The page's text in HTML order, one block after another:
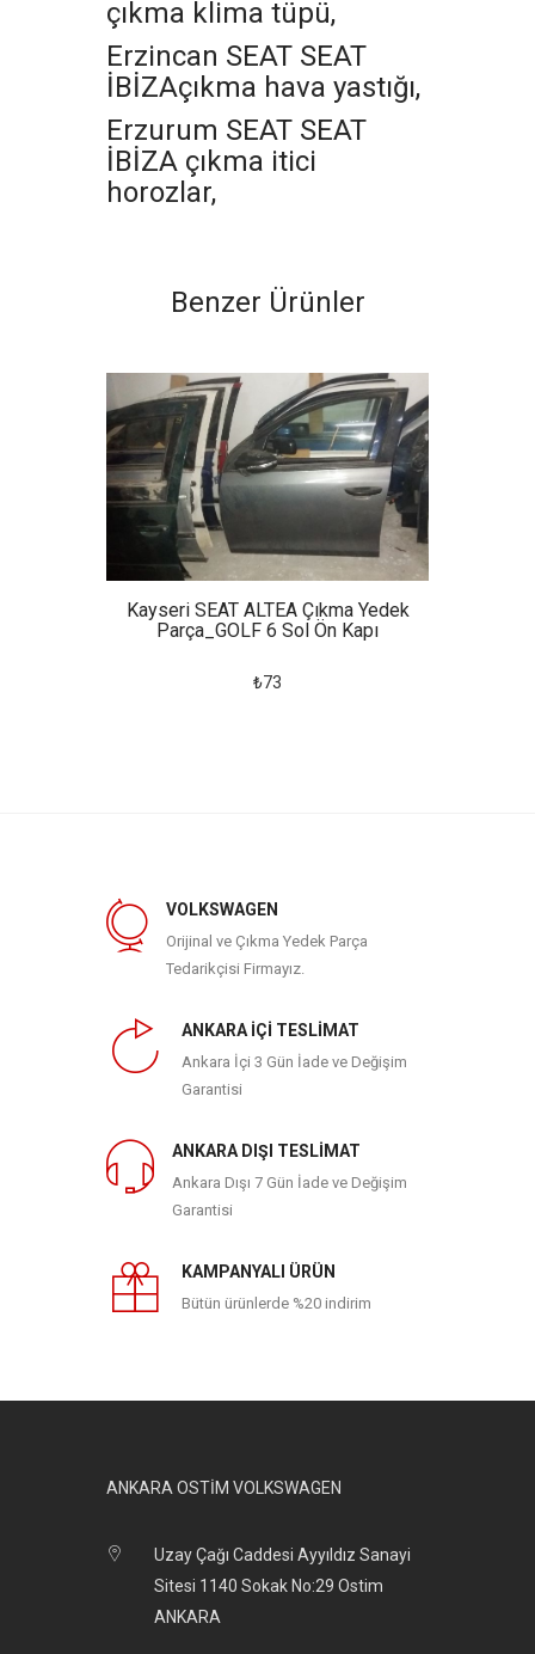
çıkma klima tüpü,
Erzincan SEAT SEAT
İBİZAçıkma hava yastığı,
Erzurum SEAT SEAT
İBİZA çıkma itici
horozlar,
Benzer Ürünler
Kayseri SEAT ALTEA Çıkma Yedek
Parça_GOLF 6 Sol Ön Kapı
₺73
VOLKSWAGEN
Orijinal ve Çıkma Yedek Parça
Tedarikçisi Firmayız.
ANKARA İÇİ TESLİMAT
Ankara İçi 3 Gün İade ve Değişim
Garantisi
ANKARA DIŞI TESLİMAT
Ankara Dışı 7 Gün İade ve Değişim
Garantisi
KAMPANYALI ÜRÜN
Bütün ürünlerde %20 indirim
ANKARA OSTİM VOLKSWAGEN
Uzay Çağı Caddesi Ayyıldız Sanayi
Sitesi 1140 Sokak No:29 Ostim
ANKARA